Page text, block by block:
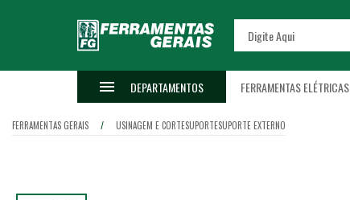
DEPARTAMENTOS FERRAMENTAS ELÉTRICAS
FERRAMENTAS GERAIS USINAGEM E CORTESUPORTESUPORTE EXTERNO